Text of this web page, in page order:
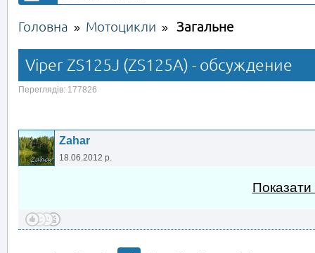
Головна » Мотоцикли » Загальне
Viper ZS125J (ZS125A) - обсуждение
Переглядів: 177826
Zahar
18.06.2012 р.
Показати